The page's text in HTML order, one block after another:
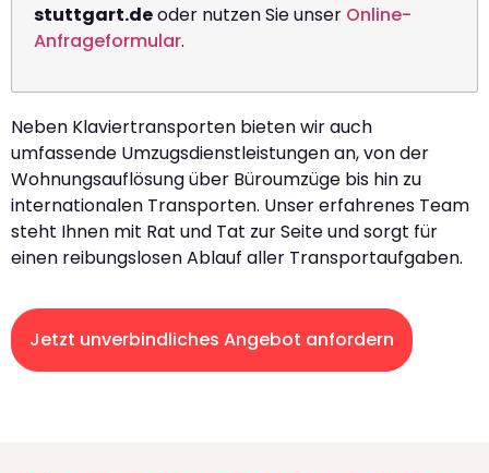
stuttgart.deoder nutzen Sie unser Online-
Anfrageformular.
Neben Klaviertransporten bieten wir auch
umfassende Umzugsdienstleistungen an, von der
Wohnungsauflösung über Büroumzüge bis hin zu
internationalen Transporten. Unser erfahrenes Team
steht Ihnen mit Rat und Tat zur Seite und sorgt für
einen reibungslosen Ablauf aller Transportaufgaben.
Jetzt unverbindliches Angebot anfordern